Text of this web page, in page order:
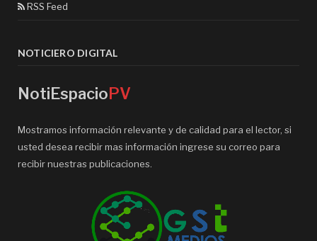
RSS Feed
NOTICIERO DIGITAL
NotiEspacioPV
Mostramos información relevante y de calidad para el lector, si
usted desea recibir mas información ingrese su correo para
recibir nuestras publicaciones.